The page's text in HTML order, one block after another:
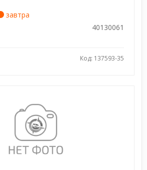
завтра
40130061
Код: 137593-35